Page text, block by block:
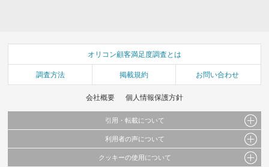
オリコン顧客満足度調査とは
調査方法 掲載規約 お問い合わせ
会社概要 個人情報保護方針
引用・転載について
当サイトで公開されている情報（文字、写真、イラスト、画像データ等）及びこれらの配
これらの情報を権利者の許可なく無断転載・複製などの二次利用を行うことは固く禁じて
利用者の声について
当サイトに掲載している内容はすべてサービスの利用者が提出された見解・感想です。
クッキーの使用について